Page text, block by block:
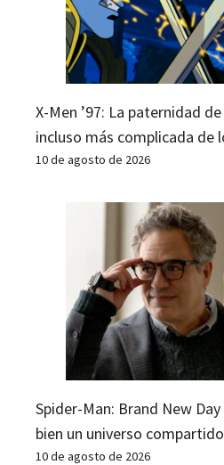
X-Men ’97: La paternidad
incluso más complicada de
10 de agosto de 2026
Spider-Man: Brand New
bien un universo compartido
10 de agosto de 2026